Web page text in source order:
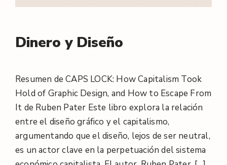
l
Dinero y Diseño
Resumen de CAPS LOCK: How Capitalism Took
Hold of Graphic Design, and How to Escape From
It de Ruben Pater Este libro explora la relación
entre el diseño gráfico y el capitalismo,
argumentando que el diseño, lejos de ser neutral,
es un actor clave en la perpetuación del sistema